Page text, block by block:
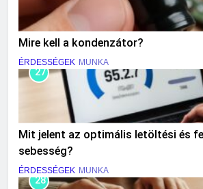
Mire kell a kondenzátor?
ÉRDESSÉGEK MUNKA
27
Mit jelent az optimális letöltési és
sebesség?
ÉRDESSÉGEK MUNKA
28